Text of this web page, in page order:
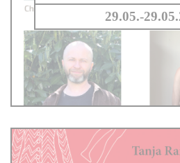
29.05.-